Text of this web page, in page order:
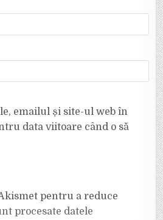
emailul și site-ul web în
data viitoare când o să
pentru a reduce
procesate datele